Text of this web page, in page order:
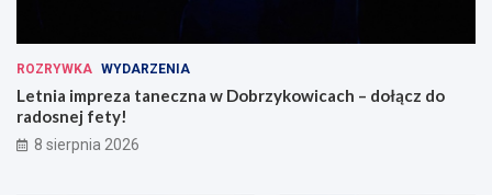
ROZRYWKA WYDARZENIA
Letnia impreza taneczna w Dobrzykowicach – dołącz do
radosnej fety!
8 sierpnia 2026